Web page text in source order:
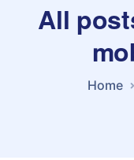
All
Home